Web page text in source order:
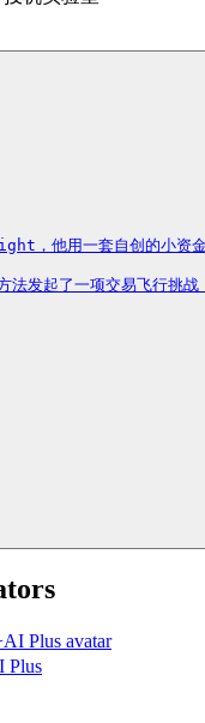
，他用一套自创的小资金
方法发起了一项交易飞行
Plus